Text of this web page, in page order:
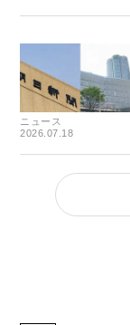
ニュース
2026.07.18